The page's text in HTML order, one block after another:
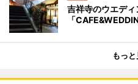
吉祥寺のウエディ
「
もっ